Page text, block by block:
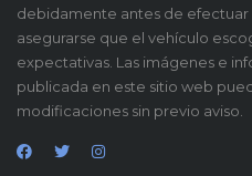
debidamente antes de
asegurarse que el vehículo
expectativas. Las imágenes e
publicada en este sitio web
modificaciones sin previo aviso.